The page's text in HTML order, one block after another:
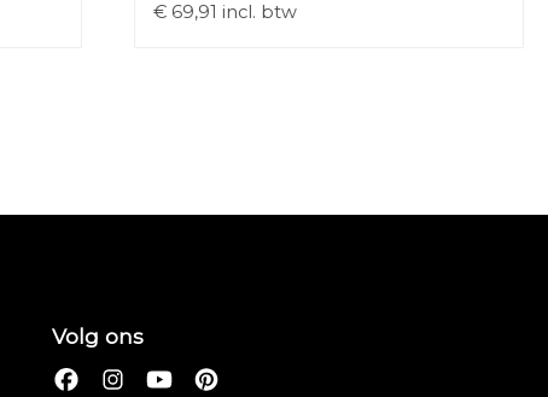
€ 69,91 incl. btw
Volg ons